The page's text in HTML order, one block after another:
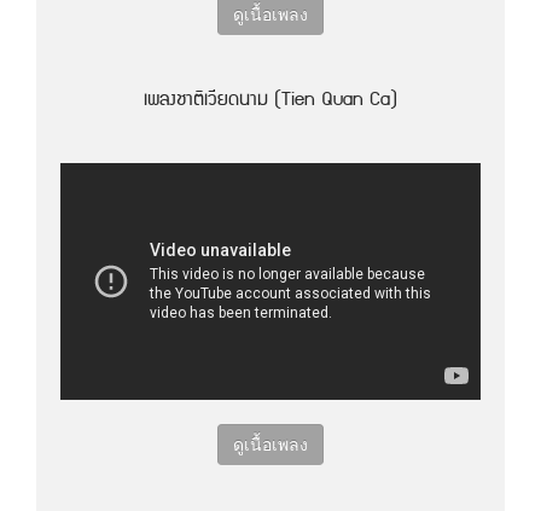
ดูเนื้อเพลง
เพลงชาติเวียดนาม (Tien Quan Ca)
ดูเนื้อเพลง